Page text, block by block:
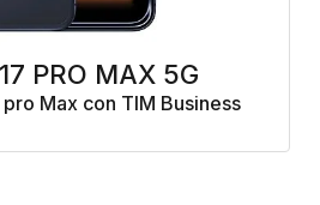
PRO MAX 5G
Max con TIM Business